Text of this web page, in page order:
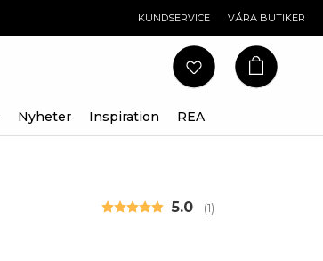
KUNDSERVICE VÅRA BUTIKER
Nyheter Inspiration REA
Snittbetyg:
5.0 (röster:
1)